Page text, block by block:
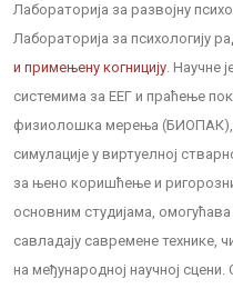
Лабораторија за развојну
Лабораторија за психологију
и примењену когницију. Научне
системима за ЕЕГ и праћење
физиолошка мерења (БИОПАК),
симулације у виртуелној
за њено коришћење и
основним студијама,
савладају савремене технике,
на међународној научној